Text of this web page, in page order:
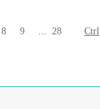
8 9 ... 28 Ctrl